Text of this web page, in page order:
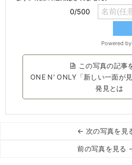
この写真の記事
ONE N' ONLY「新しい一面が
発見とは
← 次の写真を見
前の写真を見る